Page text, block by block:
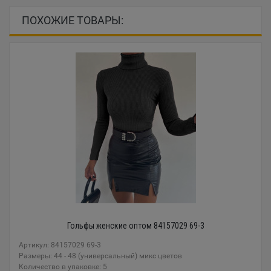
ПОХОЖИЕ ТОВАРЫ:
Гольфы женские оптом 84157029 69-3
Артикул: 84157029 69-3
Размеры: 44 - 48 (универсальный) микс цветов
Количество в упаковке: 5